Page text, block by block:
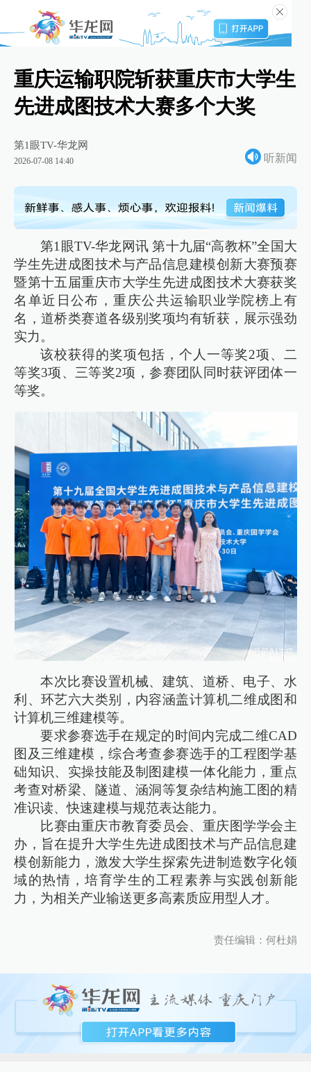
重庆运输职院斩获重庆市大学生
先进成图技术大赛多个大奖
第1眼TV-华龙网
2026-07-08 14:40 听新闻
第1眼TV-华龙网讯 第十九届“高教杯”全国大
学生先进成图技术与产品信息建模创新大赛预赛
暨第十五届重庆市大学生先进成图技术大赛获奖
名单近日公布，重庆公共运输职业学院榜上有
名，道桥类赛道各级别奖项均有斩获，展示强劲
实力。
该校获得的奖项包括，个人一等奖2项、二
等奖3项、三等奖2项，参赛团队同时获评团体一
等奖。
本次比赛设置机械、建筑、道桥、电子、水
利、环艺六大类别，内容涵盖计算机二维成图和
计算机三维建模等。
要求参赛选手在规定的时间内完成二维CAD
图及三维建模，综合考查参赛选手的工程图学基
础知识、实操技能及制图建模一体化能力，重点
考查对桥梁、隧道、涵洞等复杂结构施工图的精
准识读、快速建模与规范表达能力。
比赛由重庆市教育委员会、重庆图学学会主
办，旨在提升大学生先进成图技术与产品信息建
模创新能力，激发大学生探索先进制造数字化领
域的热情，培育学生的工程素养与实践创新能
力，为相关产业输送更多高素质应用型人才。
责任编辑：何杜娟